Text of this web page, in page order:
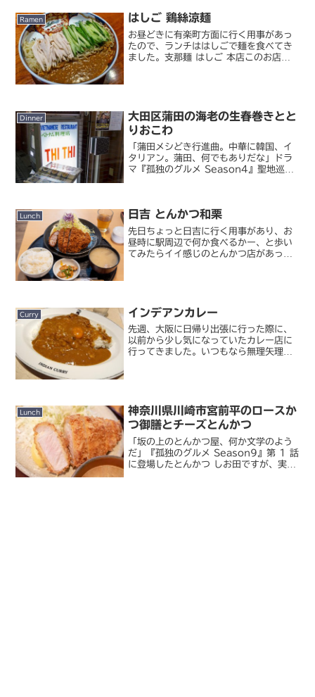
と思ったら...出...
Ramen はしご 鶏絲涼麺
お昼どきに有楽町方面に行く用事があっ
たので、ランチははしごで麺を食べてき
ました。支那麺 はしご 本店このお店、
Dinner
大田区蒲田の海老の生春巻きとと
りおこわ
「蒲田メシどき行進曲。中華に韓国、イ
タリアン。蒲田、何でもありだな」ドラ
マ『孤独のグルメ Season4』聖地巡
慣れた街。Sea...
Lunch 日吉 とんかつ和栗
先日ちょっと日吉に行く用事があり、お
昼時に駅周辺で何か食べるかー、と歩い
てみたらイイ感じのとんかつ店があった
Curry インデアンカレー
先週、大阪に日帰り出張に行った際に、
以前から少し気になっていたカレー店に
行ってきました。いつもなら無理矢理に
Lunch
神奈川県川崎市宮前平のロースか
つ御膳とチーズとんかつ
「坂の上のとんかつ屋、何か文学のよう
だ」『孤独のグルメ Season9』第 1 話
に登場したとんかつ しお田ですが、実は